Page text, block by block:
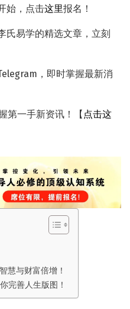
始，点击这里报名！
氏易学的精选文章，立刻
，即时掌握最新消
第一手新资讯！【 点击这
慧与财富倍增！
完善人生版图！